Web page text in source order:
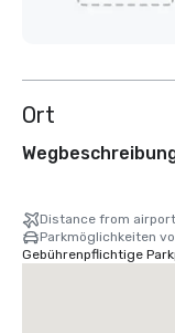
Ort
Distance from
Parkmöglichkeiten
Gebührenpflichtige